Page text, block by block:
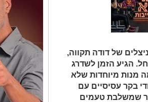
של דודה תקווה,
הגיע הזמן לשדרג
מנות מיוחדות שלא
בקר עסיסיים עם
שמשלבת טעמים